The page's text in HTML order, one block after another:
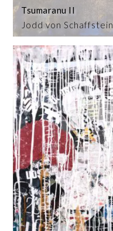
Jodd von Schaffstein
Tsumaranu II